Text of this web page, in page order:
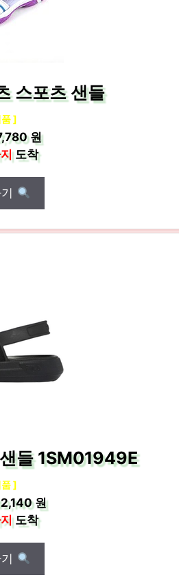
스포츠 샌들
]
원
도착
들 1SM01949E
]
원
도착